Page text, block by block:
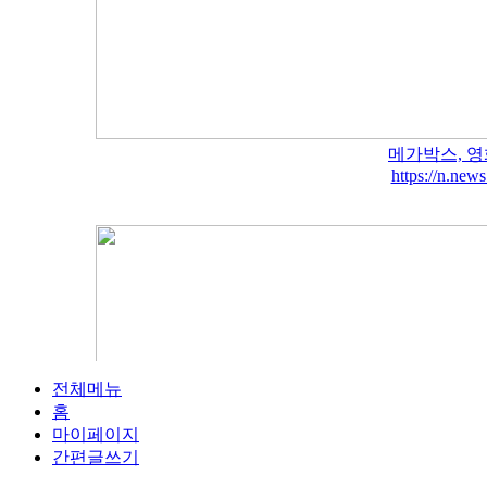
메가박스,
https://
전체메뉴
홈
마이페이지
간편글쓰기